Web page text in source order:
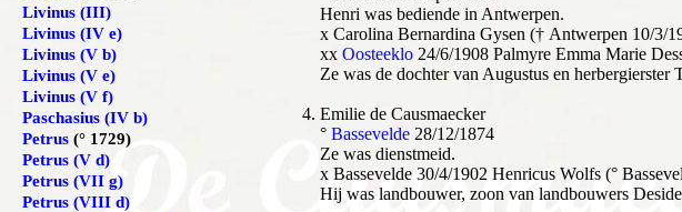
Henri was bediende in Antwerpen.
x Carolina Bernardina Gysen († Antwerpen 10/3/
xx Oosteeklo 24/6/1908 Palmyre Emma Marie
Ze was de dochter van Augustus en
Emilie de Causmaecker
° Bassevelde 28/12/1874
Ze was dienstmeid.
x Bassevelde 30/4/1902 Henricus Wolfs (°
Hij was landbouwer, zoon van landbouwers
Livinus (III)
Livinus (IV e)
Livinus (V b)
Livinus (V e)
Livinus (V f)
Paschasius (IV b)
Petrus (° 1729)
Petrus (V d)
Petrus (VII g)
Petrus (VIII d)